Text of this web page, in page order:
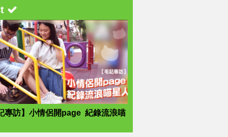
專訪】小情侶開page 紀錄流浪喵